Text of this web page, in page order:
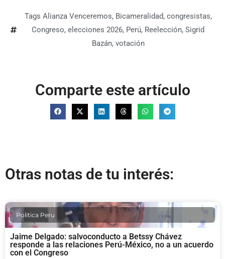
Tags Alianza Venceremos, Bicameralidad, congresistas,
Congreso, elecciones 2026, Perú, Reelección, Sigrid
Bazán, votación
Comparte este artículo
Otras notas de tu interés:
Politica Peru
Jaime Delgado: salvoconducto a Betssy Chávez
responde a las relaciones Perú-México, no a un acuerdo
con el Congreso